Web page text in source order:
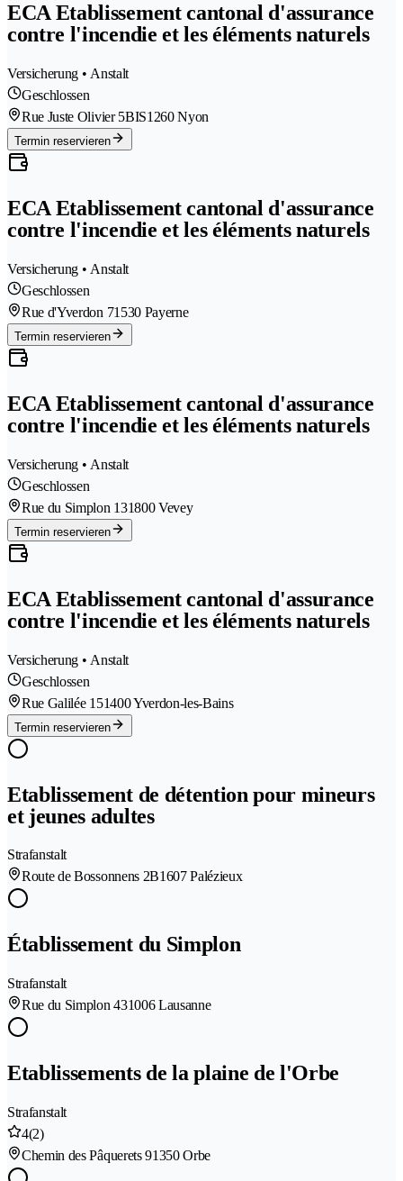
ECA Etablissement cantonal d'assurance
contre l'incendie et les éléments naturels
Versicherung • Anstalt
Geschlossen
Rue Juste Olivier 5BIS1260 Nyon
Termin reservieren
ECA Etablissement cantonal d'assurance
contre l'incendie et les éléments naturels
Versicherung • Anstalt
Geschlossen
Rue d'Yverdon 71530 Payerne
Termin reservieren
ECA Etablissement cantonal d'assurance
contre l'incendie et les éléments naturels
Versicherung • Anstalt
Geschlossen
Rue du Simplon 131800 Vevey
Termin reservieren
ECA Etablissement cantonal d'assurance
contre l'incendie et les éléments naturels
Versicherung • Anstalt
Geschlossen
Rue Galilée 151400 Yverdon-les-Bains
Termin reservieren
Etablissement de détention pour mineurs
et jeunes adultes
Strafanstalt
Route de Bossonnens 2B1607 Palézieux
Établissement du Simplon
Strafanstalt
Rue du Simplon 431006 Lausanne
Etablissements de la plaine de l'Orbe
Strafanstalt
4(2)
Chemin des Pâquerets 91350 Orbe